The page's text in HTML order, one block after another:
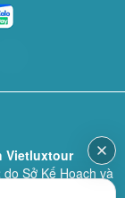
Vietluxtour
do Sở Kế Hoạch và
đổi bổ sung